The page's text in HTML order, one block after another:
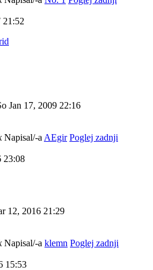
21:52
Jan 17, 2009 22:16
Napisal/-a AEgir Poglej zadnji
23:08
12, 2016 21:29
Napisal/-a klemn Poglej zadnji
15:53